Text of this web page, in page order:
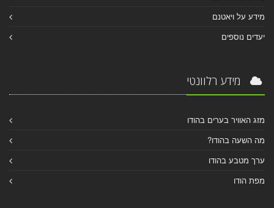
מידע על ויאטנם
יעדים נוספים
מידע רלוונטי
מזג האוויר בערים בהודו
מה השעה בהודו?
ערך מטבע בהודו
מפת הודו